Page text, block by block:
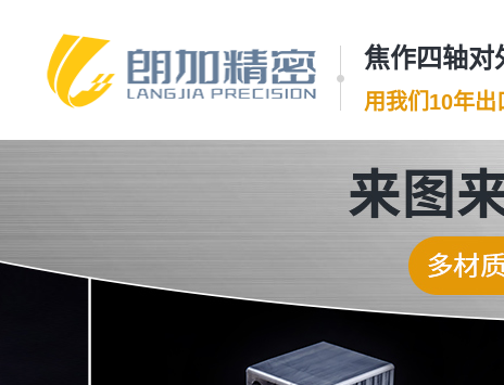
焦作四轴对
用我们10年出